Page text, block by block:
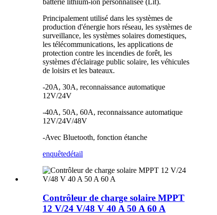
batterie lithium-ion personnalisée (Lit).
Principalement utilisé dans les systèmes de
production d'énergie hors réseau, les systèmes de
surveillance, les systèmes solaires domestiques,
les télécommunications, les applications de
protection contre les incendies de forêt, les
systèmes d'éclairage public solaire, les véhicules
de loisirs et les bateaux.
-20A, 30A, reconnaissance automatique
12V/24V
-40A, 50A, 60A, reconnaissance automatique
12V/24V/48V
-Avec Bluetooth, fonction étanche
enquêtedétail
Contrôleur de charge solaire MPPT
12 V/24 V/48 V 40 A 50 A 60 A